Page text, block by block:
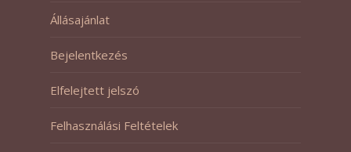
Állásajánlat
Bejelentkezés
Elfelejtett jelszó
Felhasználási Feltételek